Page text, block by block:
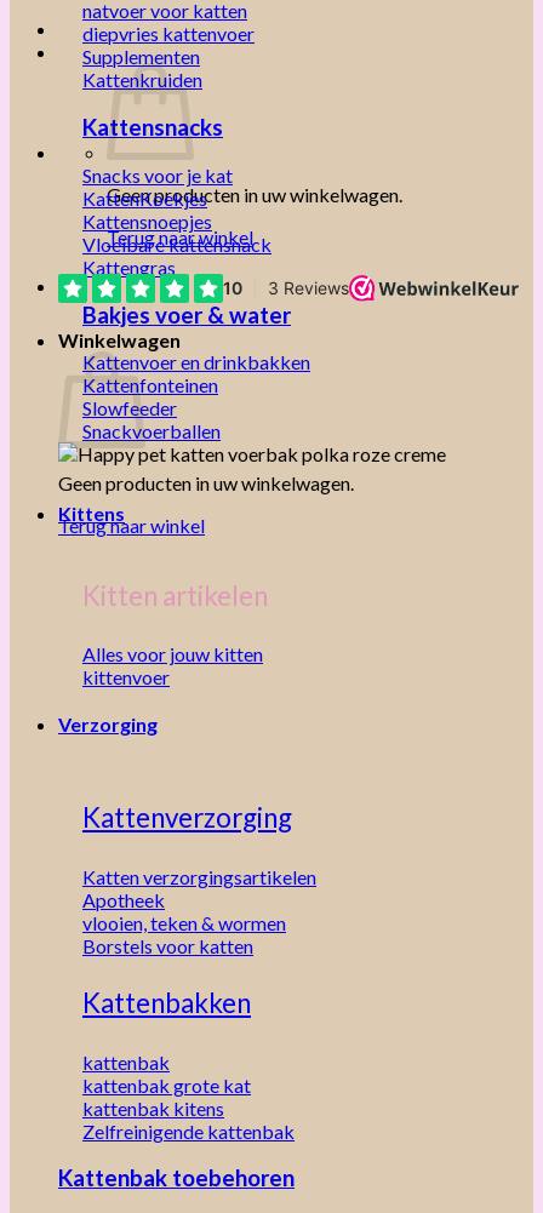
Geen producten in uw winkelwagen.
Terug naar winkel
Winkelwagen
Geen producten in uw winkelwagen.
Terug naar winkel
natvoer voor katten
diepvries kattenvoer
Supplementen
Kattenkruiden
Kattensnacks
Snacks voor je kat
KattenKoekjes
Kattensnoepjes
Vloeibare kattensnack
Kattengras
Bakjes voer & water
Kattenvoer en drinkbakken
Kattenfonteinen
Slowfeeder
Snackvoerballen
Kittens
Kitten artikelen
Alles voor jouw kitten
kittenvoer
Verzorging
Kattenverzorging
Katten verzorgingsartikelen
Apotheek
vlooien, teken & wormen
Borstels voor katten
Kattenbakken
kattenbak
kattenbak grote kat
kattenbak kitens
Zelfreinigende kattenbak
Kattenbak toebehoren